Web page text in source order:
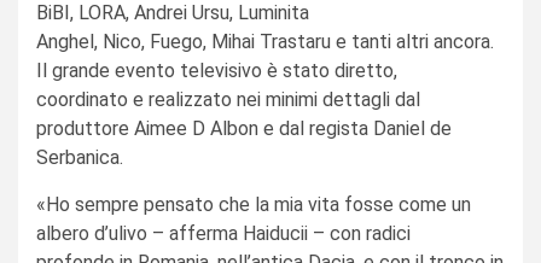
BiBI, LORA, Andrei Ursu, Luminita
Anghel, Nico, Fuego, Mihai Trastaru e tanti altri ancora.
Il grande evento televisivo è stato diretto,
coordinato e realizzato nei minimi dettagli dal
produttore Aimee D Albon e dal regista Daniel de
Serbanica.
«Ho sempre pensato che la mia vita fosse come un
albero d’ulivo – afferma Haiducii – con radici